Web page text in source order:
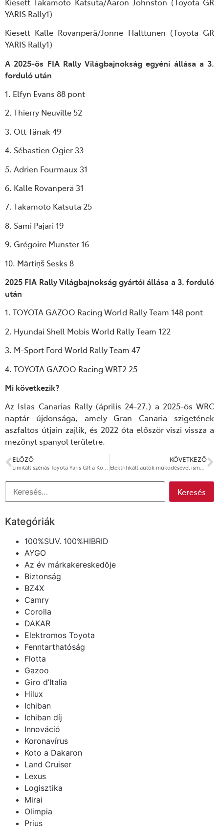
YARIS Rally1)
Kiesett Kalle Rovanperä/Jonne Halttunen (Toyota GR
YARIS Rally1)
A 2025-ös FIA Rally Világbajnokság egyéni állása a 3.
forduló után
1. Elfyn Evans 88 pont
2. Thierry Neuville 52
3. Ott Tänak 49
4. Sébastien Ogier 33
5. Adrien Fourmaux 31
6. Kalle Rovanperä 31
7. Takamoto Katsuta 25
8. Sami Pajari 19
9. Grégoire Munster 16
10. Mārtiņš Sesks 8
2025 FIA Rally Világbajnokság gyártói állása a 3. forduló
után
1. TOYOTA GAZOO Racing World Rally Team 148 pont
2. Hyundai Shell Mobis World Rally Team 122
3. M-Sport Ford World Rally Team 47
4. TOYOTA GAZOO Racing WRT2 25
Mi következik?
Az Islas Canarias Rally (április 24-27.) a 2025-ös WRC
naptár újdonsága, amely Gran Canaria szigetének
aszfaltos útjain zajlik, és 2022 óta először viszi vissza a
mezőnyt spanyol területre.
ELŐZŐ KÖVETKEZŐ
Elektrifikált autók működésével ismerkedtek a tűzoltók a Koto Autóházban
Kategóriák
100%SUV. 100%HIBRID
AYGO
Az év márkakereskedője
Biztonság
BZ4X
Camry
Corolla
DAKAR
Elektromos Toyota
Fenntarthatóság
Flotta
Gazoo
Giro d’Italia
Hilux
Ichiban
Ichiban díj
Innováció
Koronavírus
Koto a Dakaron
Land Cruiser
Lexus
Logisztika
Mirai
Olimpia
Prius